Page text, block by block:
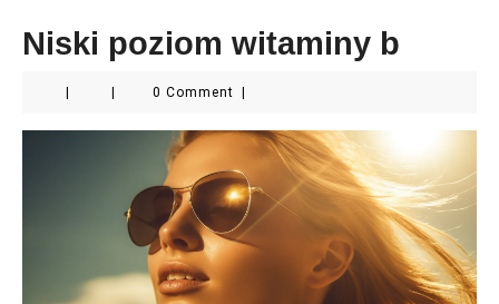
Niski poziom witaminy b
0 Comment